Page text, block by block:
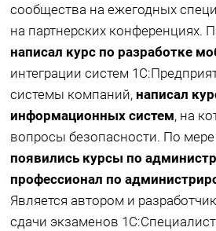
сообщества на ежегодных
на партнерских конференциях.
написал курс по разработке
интеграции систем
системы компаний, написал
информационных систем, на
вопросы безопасности. По
появились курсы по
профессионал по
Является автором и
сдачи экзаменов